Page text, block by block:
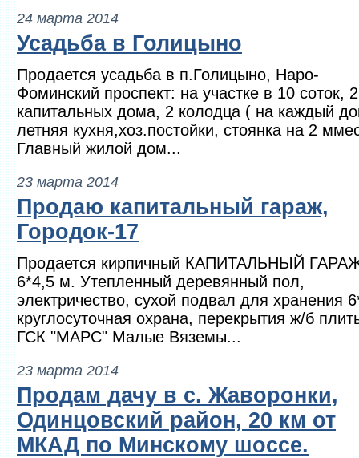
24 марта 2014
Усадьба в Голицыно
Продается усадьба в п.Голицыно, Наро-
Фоминский проспект: на участке в 10 соток, 2
капитальных дома, 2 колодца ( на каждый
летняя кухня,хоз.постойки, стоянка на 2
Главный жилой дом...
23 марта 2014
Продаю капитальный гараж,
Городок-17
Продается кирпичный КАПИТАЛЬНЫЙ
6*4,5 м. Утепленный деревянный пол,
электричество, сухой подвал для хранения
круглосуточная охрана, перекрытия ж/б
ГСК "МАРС" Малые Вяземы...
23 марта 2014
Продам дачу в с. Жаворонки,
Одинцовский район, 20 км от
МКАД по Минскому шоссе.